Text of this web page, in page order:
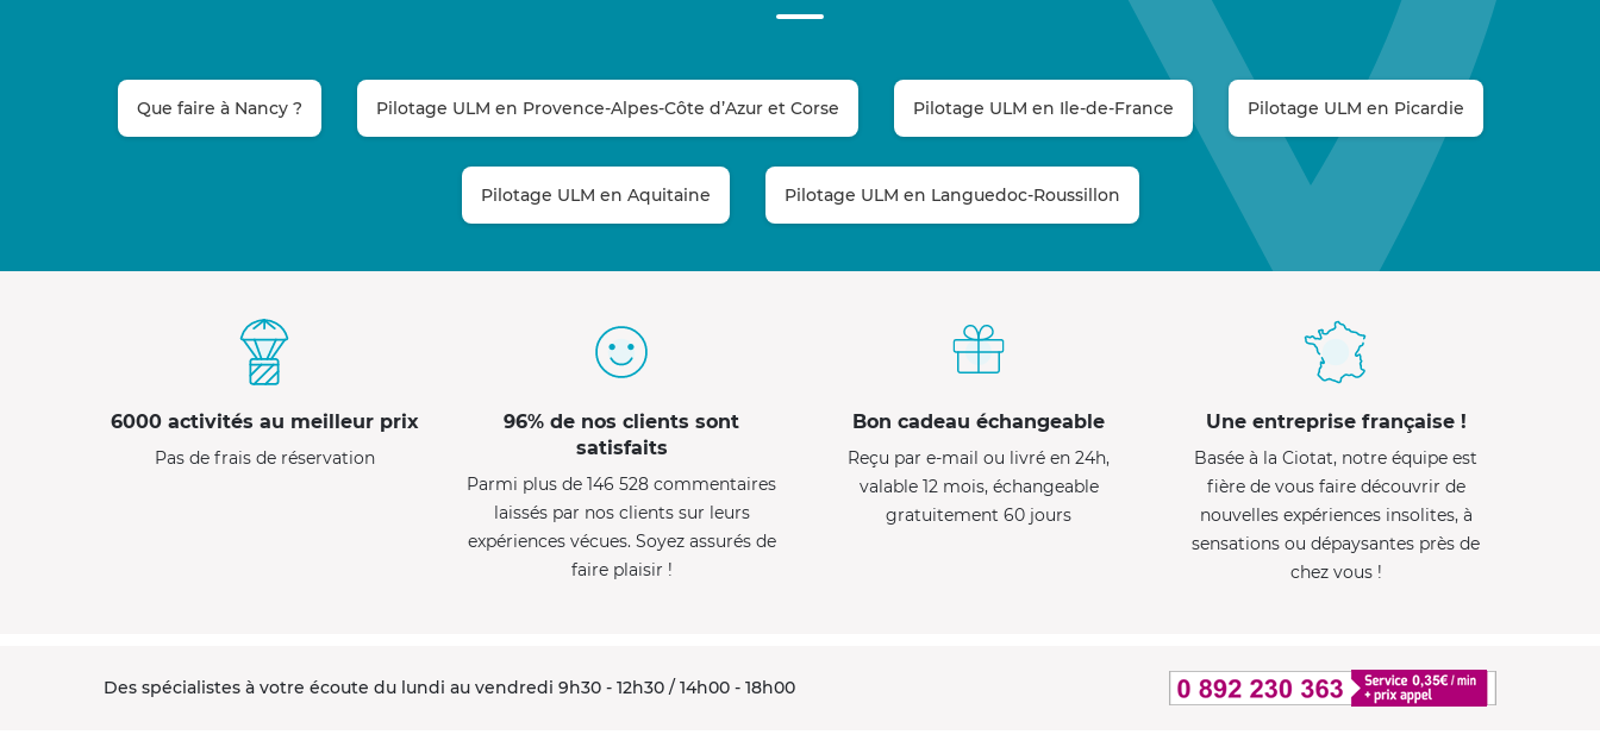
Que faire à Nancy ? Pilotage ULM en Provence-Alpes-Côte d’Azur et Corse Pilotage ULM en Ile-de-France Pilotage ULM en Picardie
Pilotage ULM en Aquitaine Pilotage ULM en Languedoc-Roussillon
6000 activités au meilleur prix
Pas de frais de réservation
96% de nos clients sont
satisfaits
Parmi plus de 146 528 commentaires
laissés par nos clients sur leurs
expériences vécues. Soyez assurés de
faire plaisir !
Bon cadeau échangeable
Reçu par e-mail ou livré en 24h,
valable 12 mois, échangeable
gratuitement 60 jours
Une entreprise française !
Basée à la Ciotat, notre équipe est
fière de vous faire découvrir de
nouvelles expériences insolites, à
sensations ou dépaysantes près de
chez vous !
Des spécialistes à votre écoute du lundi au vendredi 9h30 - 12h30 / 14h00 - 18h00